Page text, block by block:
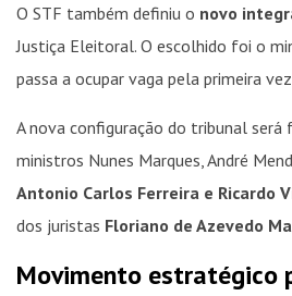
O STF também definiu o novo
Justiça Eleitoral. O escolhido foi o
passa a ocupar vaga pela primeira
A nova configuração do tribunal será
ministros Nunes Marques, André
Antonio Carlos Ferreira e Ricardo
dos juristas Floriano de Azevedo
Movimento estratégico